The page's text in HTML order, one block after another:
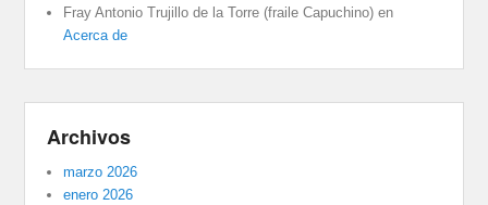
Fray Antonio Trujillo de la Torre (fraile Capuchino) en
Acerca de
Archivos
marzo 2026
enero 2026